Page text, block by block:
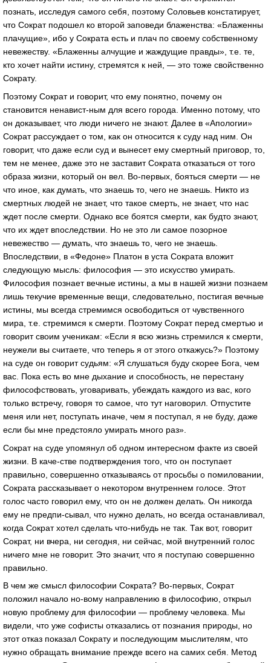
познать, исследуя самого себя, поэтому Соловьев констатирует,
что Сократ подошел ко второй заповеди блаженства: «Блаженны
плачущие», ибо у Сократа есть и плач по своему собственному
невежеству. «Блаженны алчущие и жаждущие правды», т.е. те,
кто хочет найти истину, стремятся к ней, — это тоже свойственно
Сократу.
Поэтому Сократ и говорит, что ему понятно, почему он
становится ненавист-ным для всего города. Именно потому, что
он доказывает, что люди ничего не знают. Далее в «Апологии»
Сократ рассуждает о том, как он относится к суду над ним. Он
говорит, что даже если суд и вынесет ему смертный приговор, то,
тем не менее, даже это не заставит Сократа отказаться от того
образа жизни, который он вел. Во-первых, бояться смерти — не
что иное, как думать, что знаешь то, чего не знаешь. Никто из
смертных людей не знает, что такое смерть, не знает, что нас
ждет после смерти. Однако все боятся смерти, как будто знают,
что их ждет впоследствии. Но не это ли самое позорное
невежество — думать, что знаешь то, чего не знаешь.
Впоследствии, в «Федоне» Платон в уста Сократа вложит
следующую мысль: философия — это искусство умирать.
Философия познает вечные истины, а мы в нашей жизни познаем
лишь текучие временные вещи, следовательно, постигая вечные
истины, мы всегда стремимся освободиться от чувственного
мира, т.е. стремимся к смерти. Поэтому Сократ перед смертью и
говорит своим ученикам: «Если я всю жизнь стремился к смерти,
неужели вы считаете, что теперь я от этого откажусь?» Поэтому
на суде он говорит судьям: «Я слушаться буду скорее Бога, чем
вас. Пока есть во мне дыхание и способность, не перестану
философствовать, уговаривать, убеждать каждого из вас, кого
только встречу, говоря то самое, что тут наговорил. Отпустите
меня или нет, поступать иначе, чем я поступал, я не буду, даже
если бы мне предстояло умирать много раз».
Сократ на суде упомянул об одном интересном факте из своей
жизни. В каче-стве подтверждения того, что он поступает
правильно, совершенно отказываясь от просьбы о помиловании,
Сократа рассказывает о некотором внутреннем голосе. Этот
голос часто говорил ему, что он не должен делать. Он никогда
ему не предпи-сывал, что нужно делать, но всегда останавливал,
когда Сократ хотел сделать что-нибудь не так. Так вот, говорит
Сократ, ни вчера, ни сегодня, ни сейчас, мой внутренний голос
ничего мне не говорит. Это значит, что я поступаю совершенно
правильно.
В чем же смысл философии Сократа? Во-первых, Сократ
положил начало но-вому направлению в философию, открыл
новую проблему для философии — проблему человека. Мы
видели, что уже софисты отказались от познания природы, но
этот отказ показал Сократу и последующим мыслителям, что
нужно обращать внимание прежде всего на самих себя. Метод